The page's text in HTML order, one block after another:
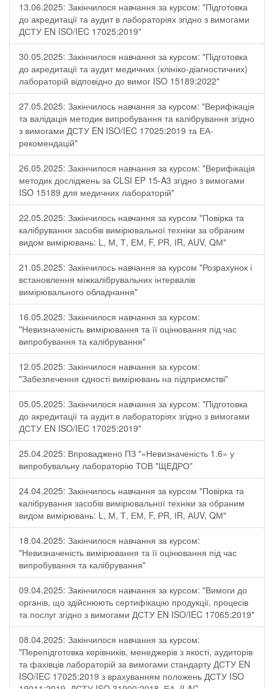
13.06.2025: Закінчилося навчання за курсом: "Підготовка
до акредитації та аудит в лабораторіях згідно з вимогами
ДСТУ EN ISO/IEC 17025:2019"
30.05.2025: Закінчилося навчання за курсом: "Підготовка
до акредитації та аудит медичних (клініко-діагностичних)
лабораторій відповідно до вимог ISO 15189:2022"
27.05.2025: Закінчилось навчання за курсом: "Верифікація
та валідація методик випробування та калібрування згідно
з вимогами ДСТУ EN ISO/IEC 17025:2019 та ЕА-
рекомендацій"
26.05.2025: Закінчилося навчання за курсом: "Верифікація
методик досліджень за CLSI EP 15-A3 згідно з вимогами
ISO 15189 для медичних лабораторій"
22.05.2025: Закінчилось навчання за курсом "Повірка та
калібрування засобів вимірювальної техніки за обраним
видом вимірювань: L, М, Т, ЕМ, F, РR, ІR, АUV, QМ"
21.05.2025: Закінчилось навчання за курсом "Розрахунок і
встановлення міжкалібрувальних інтервалів
вимірювального обладнання"
16.05.2025: Закінчилося навчання за курсом:
"Невизначеність вимірювання та її оцінювання під час
випробування та калібрування"
12.05.2025: Закінчилося навчання за курсом:
"Забезпечення єдності вимірювань на підприємстві"
05.05.2025: Закінчилося навчання за курсом: "Підготовка
до акредитації та аудит в лабораторіях згідно з вимогами
ДСТУ EN ISO/IEC 17025:2019"
25.04.2025: Впроваджено ПЗ "«Невизначеність 1.6» у
випробувальну лабораторію ТОВ "ЩЕДРО"
24.04.2025: Закінчилось навчання за курсом "Повірка та
калібрування засобів вимірювальної техніки за обраним
видом вимірювань: L, М, Т, ЕМ, F, РR, ІR, АUV, QМ"
18.04.2025: Закінчилося навчання за курсом:
"Невизначеність вимірювання та її оцінювання під час
випробування та калібрування"
09.04.2025: Закінчилося навчання за курсом: "Вимоги до
органів, що здійснюють сертифікацію продукції, процесів
та послуг згідно з вимогами ДСТУ EN ISO/IEC 17065:2019"
08.04.2025: Закінчилося навчання за курсом:
"Перепідготовка керівників, менеджерів з якості, аудиторів
та фахівців лабораторій за вимогами стандарту ДСТУ EN
ISO/IEC 17025:2019 з врахуванням положень ДСТУ ISO